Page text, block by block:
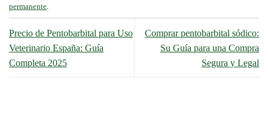
permanente.
Precio de Pentobarbital para Uso
Veterinario España: Guía
Completa 2025
Comprar pentobarbital sódico:
Su Guía para una Compra
Segura y Legal